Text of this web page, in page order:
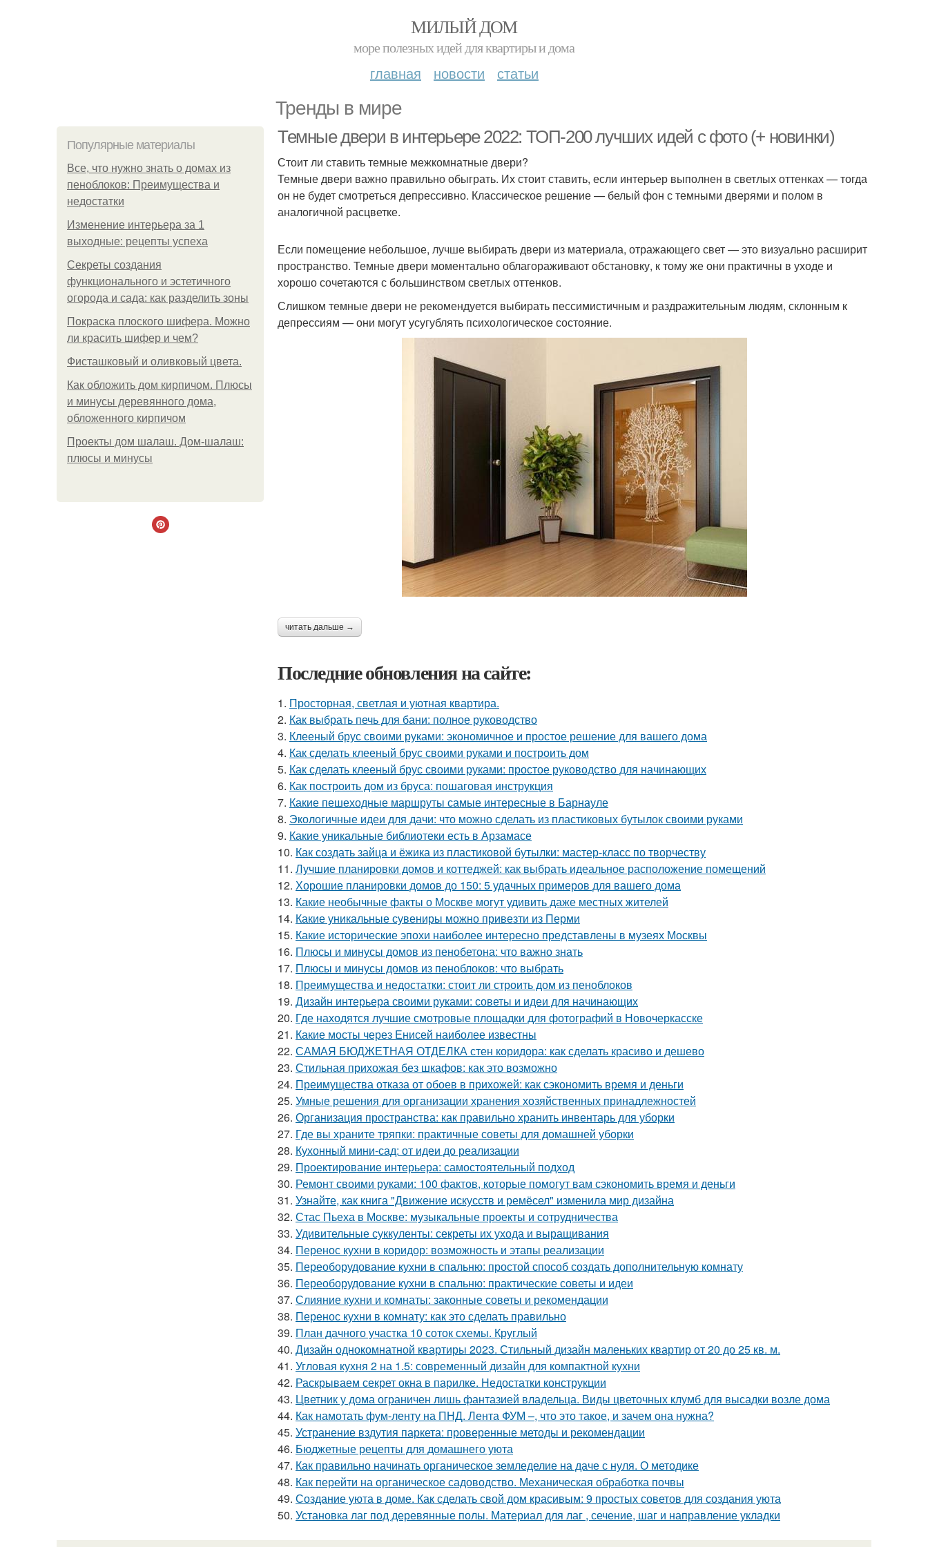
МИЛЫЙ ДОМ
море полезных идей для квартиры и дома
главная новости статьи
Тренды в мире
Популярные материалы
Все, что нужно знать о домах из
пеноблоков: Преимущества и
недостатки
Изменение интерьера за 1
выходные: рецепты успеха
Секреты создания
функционального и эстетичного
огорода и сада: как разделить зоны
Покраска плоского шифера. Можно
ли красить шифер и чем?
Фисташковый и оливковый цвета.
Как обложить дом кирпичом. Плюсы
и минусы деревянного дома,
обложенного кирпичом
Проекты дом шалаш. Дом-шалаш:
плюсы и минусы
Темные двери в интерьере 2022: ТОП-200 лучших идей с фото (+ новинки)
Стоит ли ставить темные межкомнатные двери?
Темные двери важно правильно обыграть. Их стоит ставить, если интерьер выполнен в светлых оттенках — тогда
он не будет смотреться депрессивно. Классическое решение — белый фон с темными дверями и полом в
аналогичной расцветке.
Если помещение небольшое, лучше выбирать двери из материала, отражающего свет — это визуально расширит
пространство. Темные двери моментально облагораживают обстановку, к тому же они практичны в уходе и
хорошо сочетаются с большинством светлых оттенков.
Слишком темные двери не рекомендуется выбирать пессимистичным и раздражительным людям, склонным к
депрессиям — они могут усугублять психологическое состояние.
читать дальше →
Последние обновления на сайте:
1. Просторная, светлая и уютная квартира.
2. Как выбрать печь для бани: полное руководство
3. Клееный брус своими руками: экономичное и простое решение для вашего дома
4. Как сделать клееный брус своими руками и построить дом
5. Как сделать клееный брус своими руками: простое руководство для начинающих
6. Как построить дом из бруса: пошаговая инструкция
7. Какие пешеходные маршруты самые интересные в Барнауле
8. Экологичные идеи для дачи: что можно сделать из пластиковых бутылок своими руками
9. Какие уникальные библиотеки есть в Арзамасе
10. Как создать зайца и ёжика из пластиковой бутылки: мастер-класс по творчеству
11. Лучшие планировки домов и коттеджей: как выбрать идеальное расположение помещений
12. Хорошие планировки домов до 150: 5 удачных примеров для вашего дома
13. Какие необычные факты о Москве могут удивить даже местных жителей
14. Какие уникальные сувениры можно привезти из Перми
15. Какие исторические эпохи наиболее интересно представлены в музеях Москвы
16. Плюсы и минусы домов из пенобетона: что важно знать
17. Плюсы и минусы домов из пеноблоков: что выбрать
18. Преимущества и недостатки: стоит ли строить дом из пеноблоков
19. Дизайн интерьера своими руками: советы и идеи для начинающих
20. Где находятся лучшие смотровые площадки для фотографий в Новочеркасске
21. Какие мосты через Енисей наиболее известны
22. САМАЯ БЮДЖЕТНАЯ ОТДЕЛКА стен коридора: как сделать красиво и дешево
23. Стильная прихожая без шкафов: как это возможно
24. Преимущества отказа от обоев в прихожей: как сэкономить время и деньги
25. Умные решения для организации хранения хозяйственных принадлежностей
26. Организация пространства: как правильно хранить инвентарь для уборки
27. Где вы храните тряпки: практичные советы для домашней уборки
28. Кухонный мини-сад: от идеи до реализации
29. Проектирование интерьера: самостоятельный подход
30. Ремонт своими руками: 100 фактов, которые помогут вам сэкономить время и деньги
31. Узнайте, как книга "Движение искусств и ремёсел" изменила мир дизайна
32. Стас Пьеха в Москве: музыкальные проекты и сотрудничества
33. Удивительные суккуленты: секреты их ухода и выращивания
34. Перенос кухни в коридор: возможность и этапы реализации
35. Переоборудование кухни в спальню: простой способ создать дополнительную комнату
36. Переоборудование кухни в спальню: практические советы и идеи
37. Слияние кухни и комнаты: законные советы и рекомендации
38. Перенос кухни в комнату: как это сделать правильно
39. План дачного участка 10 соток схемы. Круглый
40. Дизайн однокомнатной квартиры 2023. Стильный дизайн маленьких квартир от 20 до 25 кв. м.
41. Угловая кухня 2 на 1.5: современный дизайн для компактной кухни
42. Раскрываем секрет окна в парилке. Недостатки конструкции
43. Цветник у дома ограничен лишь фантазией владельца. Виды цветочных клумб для высадки возле дома
44. Как намотать фум-ленту на ПНД. Лента ФУМ –, что это такое, и зачем она нужна?
45. Устранение вздутия паркета: проверенные методы и рекомендации
46. Бюджетные рецепты для домашнего уюта
47. Как правильно начинать органическое земледелие на даче с нуля. О методике
48. Как перейти на органическое садоводство. Механическая обработка почвы
49. Создание уюта в доме. Как сделать свой дом красивым: 9 простых советов для создания уюта
50. Установка лаг под деревянные полы. Материал для лаг , сечение, шаг и направление укладки